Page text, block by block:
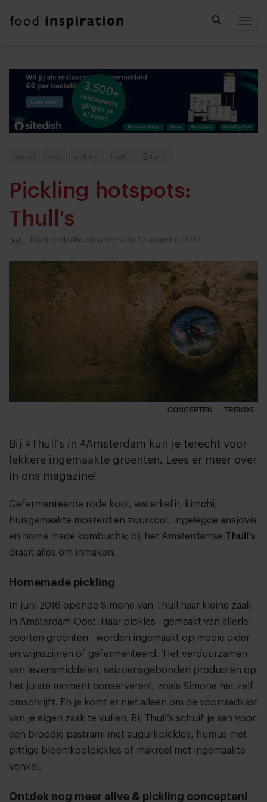
Steden Food pickling thull's 1 min
Pickling hotspots:
Thull's
Door Redactie op woensdag 10 augustus 2016
CONCEPTEN TRENDS
Bij #Thull's in #Amsterdam kun je terecht voor
lekkere ingemaakte groenten. Lees er meer over
in ons magazine!
Gefermenteerde rode kool, waterkefir, kimchi,
huisgemaakte mosterd en zuurkool, ingelegde ansjovis
en home made kombucha; bij het Amsterdamse Thull’s
draait alles om inmaken.
Homemade pickling
In juni 2016 opende Simone van Thull haar kleine zaak
in Amsterdam-Oost. Haar pickles - gemaakt van allerlei
soorten groenten - worden ingemaakt op mooie cider-
en wijnazijnen of gefermenteerd. ‘Het verduurzamen
van levensmiddelen, seizoensgebonden producten op
het juiste moment conserveren’, zoals Simone het zelf
omschrijft. En je komt er niet alleen om de voorraadkast
van je eigen zaak te vullen. Bij Thull’s schuif je aan voor
een broodje pastrami met augurkpickles, humus met
pittige bloemkoolpickles of makreel met ingemaakte
venkel.
Ontdek nog meer alive & pickling concepten!